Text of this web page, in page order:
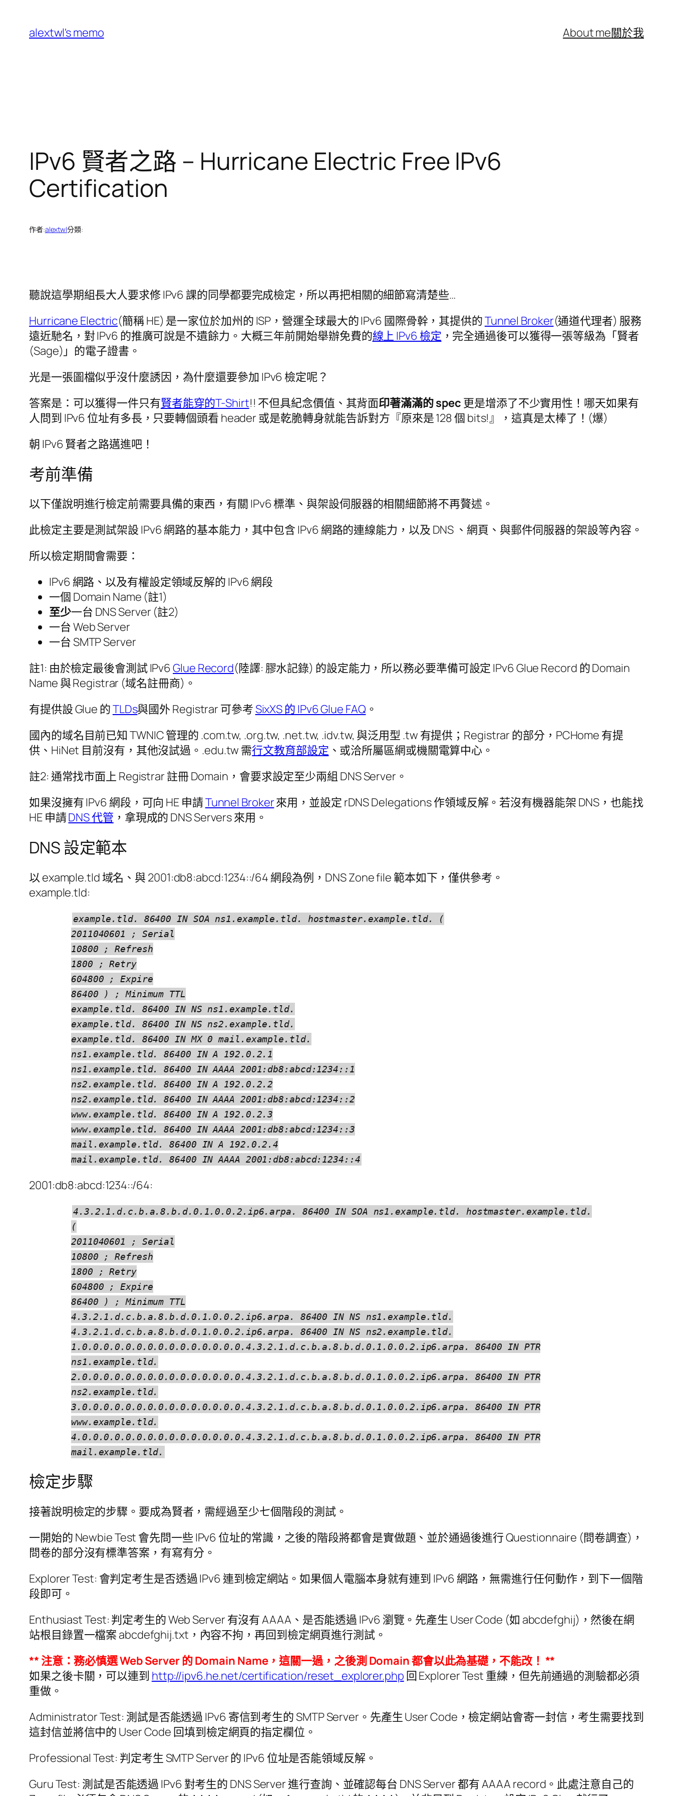
alextwl's memo About me關於我
IPv6 賢者之路 – Hurricane Electric Free IPv6
Certification
作者:alextwl分類:
聽說這學期組長大人要求修 IPv6 課的同學都要完成檢定，所以再把相關的細節寫清楚些…
Hurricane Electric(簡稱 HE) 是一家位於加州的 ISP，營運全球最大的 IPv6 國際骨幹，其提供的Tunnel Broker(通道代理者) 服務
遠近馳名，對 IPv6 的推廣可說是不遺餘力。大概三年前開始舉辦免費的線上 IPv6 檢定 ，完全通過後可以獲得一張等級為「賢者
(Sage)」的電子證書。
光是一張圖檔似乎沒什麼誘因，為什麼還要參加 IPv6 檢定呢？
答案是：可以獲得一件只有賢者能穿的T-Shirt!! 不但具紀念價值、其背面印著滿滿的 spec 更是增添了不少實用性！哪天如果有
人問到 IPv6 位址有多長，只要轉個頭看 header 或是乾脆轉身就能告訴對方『原來是 128 個 bits!』，這真是太棒了！(爆)
朝 IPv6 賢者之路邁進吧！
考前準備
以下僅說明進行檢定前需要具備的東西，有關 IPv6 標準、與架設伺服器的相關細節將不再贅述。
此檢定主要是測試架設 IPv6 網路的基本能力，其中包含 IPv6 網路的連線能力，以及 DNS 、網頁、與郵件伺服器的架設等內容。
所以檢定期間會需要：
IPv6 網路、以及有權設定領域反解的 IPv6 網段
一個 Domain Name (註1)
至少一台 DNS Server (註2)
一台 Web Server
一台 SMTP Server
註1: 由於檢定最後會測試 IPv6Glue Record(陸譯: 膠水記錄) 的設定能力，所以務必要準備可設定 IPv6 Glue Record 的 Domain
Name 與 Registrar (域名註冊商)。
有提供設 Glue 的TLDs與國外 Registrar 可參考SixXS 的 IPv6 Glue FAQ 。
國內的域名目前已知 TWNIC 管理的 .com.tw, .org.tw, .net.tw, .idv.tw, 與泛用型 .tw 有提供；Registrar 的部分，PCHome 有提
供、HiNet 目前沒有，其他沒試過。.edu.tw 需行文教育部設定 、或洽所屬區網或機關電算中心。
註2: 通常找市面上 Registrar 註冊 Domain，會要求設定至少兩組 DNS Server。
如果沒擁有 IPv6 網段，可向 HE 申請Tunnel Broker來用，並設定 rDNS Delegations 作領域反解。若沒有機器能架 DNS，也能找
HE 申請DNS 代管 ，拿現成的 DNS Servers 來用。
DNS 設定範本
以 example.tld 域名、與 2001:db8:abcd:1234::/64 網段為例，DNS Zone file 範本如下，僅供參考。
example.tld:
example.tld. 86400 IN SOA ns1.example.tld. hostmaster.example.tld. (
2011040601 ; Serial
10800 ; Refresh
1800 ; Retry
604800 ; Expire
86400 ) ; Minimum TTL
example.tld. 86400 IN NS ns1.example.tld.
example.tld. 86400 IN NS ns2.example.tld.
example.tld. 86400 IN MX 0 mail.example.tld.
ns1.example.tld. 86400 IN A 192.0.2.1
ns1.example.tld. 86400 IN AAAA 2001:db8:abcd:1234::1
ns2.example.tld. 86400 IN A 192.0.2.2
ns2.example.tld. 86400 IN AAAA 2001:db8:abcd:1234::2
www.example.tld. 86400 IN A 192.0.2.3
www.example.tld. 86400 IN AAAA 2001:db8:abcd:1234::3
mail.example.tld. 86400 IN A 192.0.2.4
mail.example.tld. 86400 IN AAAA 2001:db8:abcd:1234::4
2001:db8:abcd:1234::/64:
4.3.2.1.d.c.b.a.8.b.d.0.1.0.0.2.ip6.arpa. 86400 IN SOA ns1.example.tld. hostmaster.example.tld.
(
2011040601 ; Serial
10800 ; Refresh
1800 ; Retry
604800 ; Expire
86400 ) ; Minimum TTL
4.3.2.1.d.c.b.a.8.b.d.0.1.0.0.2.ip6.arpa. 86400 IN NS ns1.example.tld.
4.3.2.1.d.c.b.a.8.b.d.0.1.0.0.2.ip6.arpa. 86400 IN NS ns2.example.tld.
1.0.0.0.0.0.0.0.0.0.0.0.0.0.0.0.4.3.2.1.d.c.b.a.8.b.d.0.1.0.0.2.ip6.arpa. 86400 IN PTR
ns1.example.tld.
2.0.0.0.0.0.0.0.0.0.0.0.0.0.0.0.4.3.2.1.d.c.b.a.8.b.d.0.1.0.0.2.ip6.arpa. 86400 IN PTR
ns2.example.tld.
3.0.0.0.0.0.0.0.0.0.0.0.0.0.0.0.4.3.2.1.d.c.b.a.8.b.d.0.1.0.0.2.ip6.arpa. 86400 IN PTR
www.example.tld.
4.0.0.0.0.0.0.0.0.0.0.0.0.0.0.0.4.3.2.1.d.c.b.a.8.b.d.0.1.0.0.2.ip6.arpa. 86400 IN PTR
mail.example.tld.
檢定步驟
接著說明檢定的步驟。要成為賢者，需經過至少七個階段的測試。
一開始的 Newbie Test 會先問一些 IPv6 位址的常識，之後的階段將都會是實做題、並於通過後進行 Questionnaire (問卷調查)，
問卷的部分沒有標準答案，有寫有分。
Explorer Test: 會判定考生是否透過 IPv6 連到檢定網站。如果個人電腦本身就有連到 IPv6 網路，無需進行任何動作，到下一個階
段即可。
Enthusiast Test: 判定考生的 Web Server 有沒有 AAAA、是否能透過 IPv6 瀏覽。先產生 User Code (如 abcdefghij)，然後在網
站根目錄置一檔案 abcdefghij.txt，內容不拘，再回到檢定網頁進行測試。
** 注意：務必慎選 Web Server 的 Domain Name，這關一過，之後測 Domain 都會以此為基礎，不能改！ **
如果之後卡關，可以連到 http://ipv6.he.net/certification/reset_explorer.php 回 Explorer Test 重練，但先前通過的測驗都必須
重做。
Administrator Test: 測試是否能透過 IPv6 寄信到考生的 SMTP Server。先產生 User Code，檢定網站會寄一封信，考生需要找到
這封信並將信中的 User Code 回填到檢定網頁的指定欄位。
Professional Test: 判定考生 SMTP Server 的 IPv6 位址是否能領域反解。
Guru Test: 測試是否能透過 IPv6 對考生的 DNS Server 進行查詢、並確認每台 DNS Server 都有 AAAA record。此處注意自己的